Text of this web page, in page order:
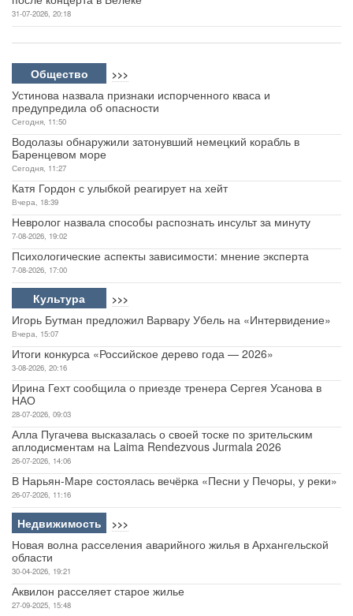
31-07-2026, 20:18
Общество >>>
Устинова назвала признаки испорченного кваса и
предупредила об опасности
Сегодня, 11:50
Водолазы обнаружили затонувший немецкий корабль в
Баренцевом море
Сегодня, 11:27
Катя Гордон с улыбкой реагирует на хейт
Вчера, 18:39
Невролог назвала способы распознать инсульт за минуту
7-08-2026, 19:02
Психологические аспекты зависимости: мнение эксперта
7-08-2026, 17:00
Культура >>>
Игорь Бутман предложил Варвару Убель на «Интервидение»
Вчера, 15:07
Итоги конкурса «Российское дерево года — 2026»
3-08-2026, 20:16
Ирина Гехт сообщила о приезде тренера Сергея Усанова в
НАО
28-07-2026, 09:03
Алла Пугачева высказалась о своей тоске по зрительским
аплодисментам на Laima Rendezvous Jurmala 2026
26-07-2026, 14:06
В Нарьян-Маре состоялась вечёрка «Песни у Печоры, у реки»
26-07-2026, 11:16
Недвижимость >>>
Новая волна расселения аварийного жилья в Архангельской
области
30-04-2026, 19:21
Аквилон расселяет старое жилье
27-09-2025, 15:48